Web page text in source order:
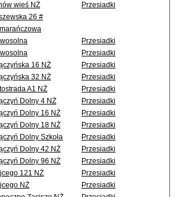
wieś NŻ
Przesiadki
26 #
Przesiadki
Przesiadki
16 NŻ
Przesiadki
32 NŻ
Przesiadki
A1 NŻ
Przesiadki
Dolny 4 NŻ
Przesiadki
Dolny 16 NŻ
Przesiadki
Dolny 18 NŻ
Przesiadki
Dolny Szkoła
Przesiadki
Dolny 42 NŻ
Przesiadki
Dolny 96 NŻ
Przesiadki
121 NŻ
Przesiadki
NŻ
Przesiadki